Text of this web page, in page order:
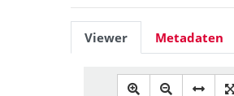
Viewer Metadaten